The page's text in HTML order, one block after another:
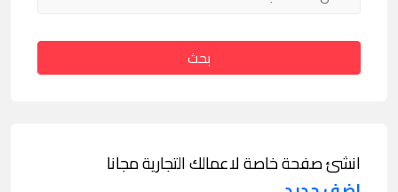
بحث
انشئ صفحة خاصة لاعمالك التجارية مجانا